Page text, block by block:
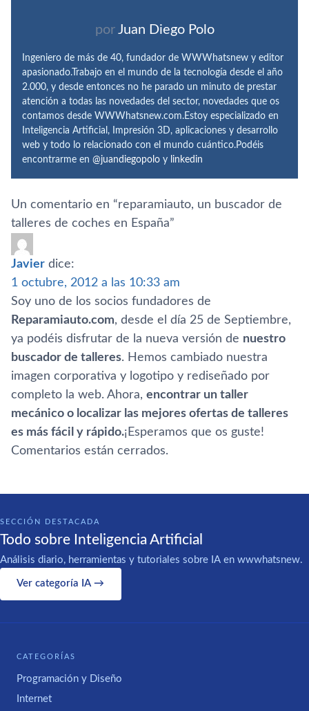
por Juan Diego Polo
Ingeniero de más de 40, fundador de WWWhatsnew y editor
apasionado.Trabajo en el mundo de la tecnología desde el año
2.000, y desde entonces no he parado un minuto de prestar
atención a todas las novedades del sector, novedades que os
contamos desde WWWhatsnew.com.Estoy especializado en
Inteligencia Artificial, Impresión 3D, aplicaciones y desarrollo
web y todo lo relacionado con el mundo cuántico.Podéis
encontrarme en @juandiegopolo y linkedin
Un comentario en “reparamiauto, un buscador de
talleres de coches en España”
Javier dice:
1 octubre, 2012 a las 10:33 am
Soy uno de los socios fundadores de
Reparamiauto.com, desde el dí­a 25 de Septiembre,
ya podéis disfrutar de la nueva versión de nuestro
buscador de talleres. Hemos cambiado nuestra
imagen corporativa y logotipo y rediseñado por
completo la web. Ahora, encontrar un taller
mecánico o localizar las mejores ofertas de talleres
es más fácil y rápido.¡Esperamos que os guste!
Comentarios están cerrados.
SECCIÓN DESTACADA
Todo sobre Inteligencia Artificial
Análisis diario, herramientas y tutoriales sobre IA en wwwhatsnew.
Ver categoría IA →
CATEGORÍAS
Programación y Diseño
Internet